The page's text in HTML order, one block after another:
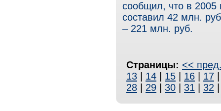
сообщил, что в 2005
составил 42 млн.
– 221 млн. руб.
Страницы: <<
13
14 15 16 17
28
29 30 31 32